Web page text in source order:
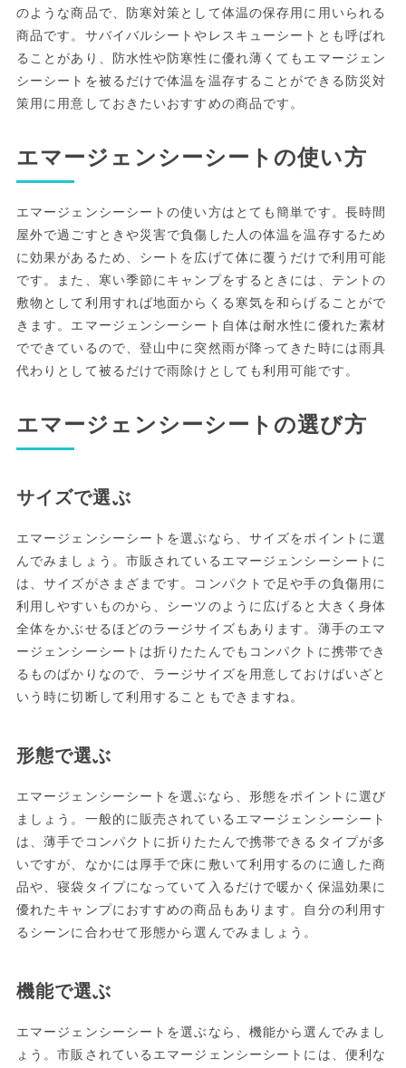
のような商品で、防寒対策として体温の保存用に用いられる
商品です。サバイバルシートやレスキューシートとも呼ばれ
ることがあり、防水性や防寒性に優れ薄くてもエマージェン
シーシートを被るだけで体温を温存することができる防災対
策用に用意しておきたいおすすめの商品です。
エマージェンシーシートの使い方
エマージェンシーシートの使い方はとても簡単です。長時間
屋外で過ごすときや災害で負傷した人の体温を温存するため
に効果があるため、シートを広げて体に覆うだけで利用可能
です。また、寒い季節にキャンプをするときには、テントの
敷物として利用すれば地面からくる寒気を和らげることがで
きます。エマージェンシーシート自体は耐水性に優れた素材
でできているので、登山中に突然雨が降ってきた時には雨具
代わりとして被るだけで雨除けとしても利用可能です。
エマージェンシーシートの選び方
サイズで選ぶ
エマージェンシーシートを選ぶなら、サイズをポイントに選
んでみましょう。市販されているエマージェンシーシートに
は、サイズがさまざまです。コンパクトで足や手の負傷用に
利用しやすいものから、シーツのように広げると大きく身体
全体をかぶせるほどのラージサイズもあります。薄手のエマ
ージェンシーシートは折りたたんでもコンパクトに携帯でき
るものばかりなので、ラージサイズを用意しておけばいざと
いう時に切断して利用することもできますね。
形態で選ぶ
エマージェンシーシートを選ぶなら、形態をポイントに選び
ましょう。一般的に販売されているエマージェンシーシート
は、薄手でコンパクトに折りたたんで携帯できるタイプが多
いですが、なかには厚手で床に敷いて利用するのに適した商
品や、寝袋タイプになっていて入るだけで暖かく保温効果に
優れたキャンプにおすすめの商品もあります。自分の利用す
るシーンに合わせて形態から選んでみましょう。
機能で選ぶ
エマージェンシーシートを選ぶなら、機能から選んでみまし
ょう。市販されているエマージェンシーシートには、便利な